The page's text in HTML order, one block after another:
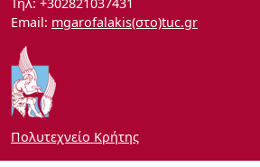
Email: mgarofalakis(στο)tuc.gr
Πολυτεχνείο Κρήτης